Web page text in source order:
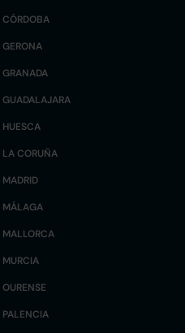
CÓRDOBA
GERONA
GRANADA
GUADALAJARA
HUESCA
LA CORUÑA
MADRID
MÁLAGA
MALLORCA
MURCIA
OURENSE
PALENCIA